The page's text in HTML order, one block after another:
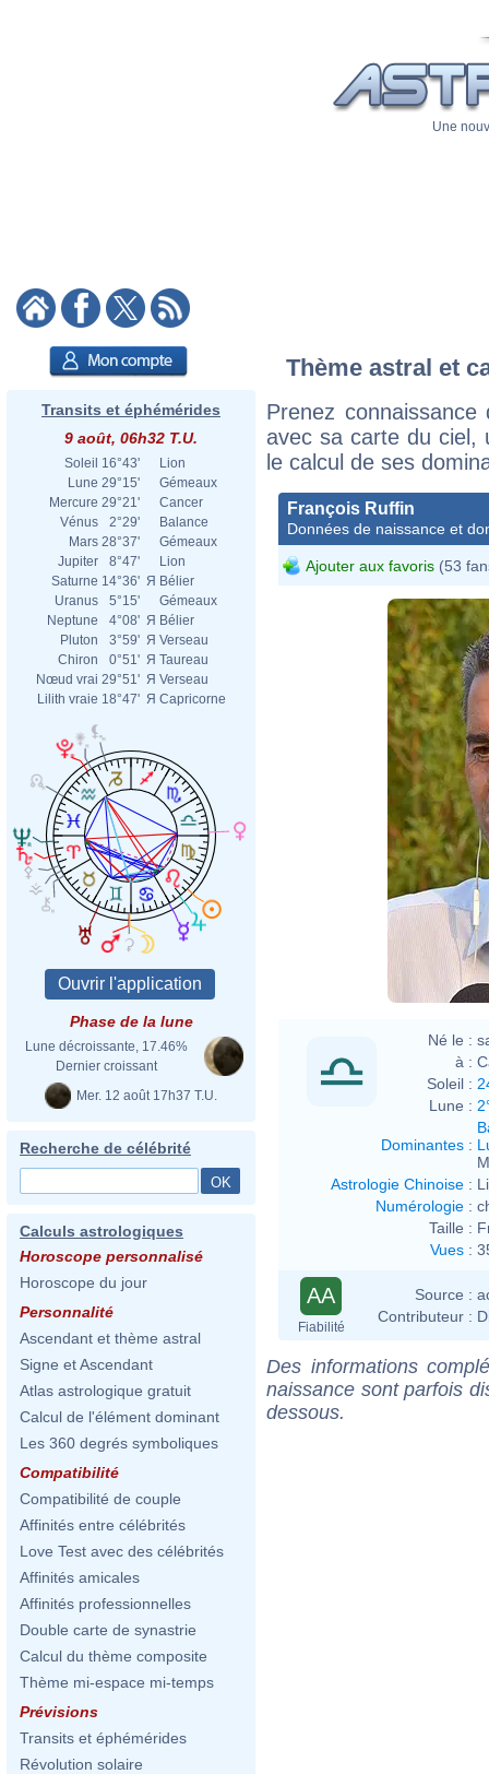
Une
Transits et éphémérides
9 août, 06h32 T.U.
Soleil 16°43'
Lion
Lune 29°15'
Gémeaux
Mercure 29°21'
Cancer
Vénus
2°29'
Balance
Mars 28°37'
Gémeaux
Jupiter
8°47'
Lion
Saturne 14°36' Я Bélier
Uranus
5°15'
Gémeaux
Neptune
4°08' Я Bélier
Pluton
3°59' Я Verseau
Chiron
0°51' Я Taureau
Nœud vrai 29°51' Я Verseau
Lilith vraie 18°47' Я Capricorne
Phase de la lune
Lune décroissante, 17.46%
Dernier croissant
Mer. 12 août 17h37 T.U.
Recherche de célébrité
Calculs astrologiques
Horoscope personnalisé
Horoscope du jour
Personnalité
Ascendant et thème astral
Signe et Ascendant
Atlas astrologique gratuit
Calcul de l'élément dominant
Les 360 degrés symboliques
Compatibilité
Compatibilité de couple
Affinités entre célébrités
Love Test avec des célébrités
Affinités amicales
Affinités professionnelles
Double carte de synastrie
Calcul du thème composite
Thème mi-espace mi-temps
Prévisions
Transits et éphémérides
Révolution solaire
Thème astral et
Prenez
avec sa carte du ciel,
le calcul de ses
François Ruffin
Données de naissance et
Ajouter aux favoris (53
Né le :
à :
Soleil :
Lune :
Dominantes :
Astrologie Chinoise :
Numérologie :
Taille :
Vues :
AA
Fiabilité
Source :
Contributeur :
Des informations
naissance sont parfois
dessous.